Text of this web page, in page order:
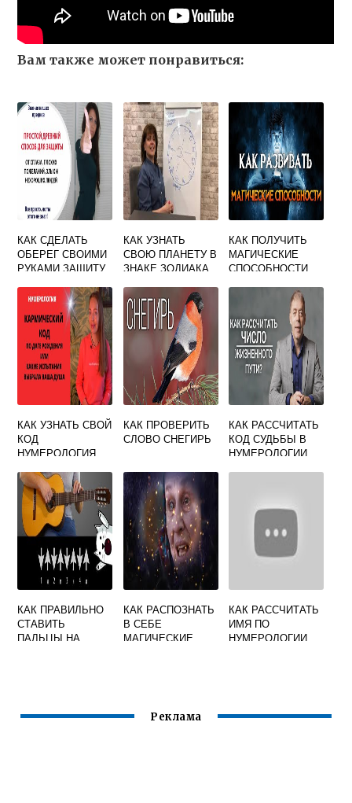
Вам также может понравиться:
КАК СДЕЛАТЬ
ОБЕРЕГ СВОИМИ
РУКАМИ ЗАЩИТУ
КАК УЗНАТЬ
СВОЮ ПЛАНЕТУ В
ЗНАКЕ ЗОДИАКА
КАК ПОЛУЧИТЬ
МАГИЧЕСКИЕ
СПОСОБНОСТИ
КАК УЗНАТЬ СВОЙ
КОД
НУМЕРОЛОГИЯ
КАК ПРОВЕРИТЬ
СЛОВО СНЕГИРЬ
КАК РАССЧИТАТЬ
КОД СУДЬБЫ В
НУМЕРОЛОГИИ
КАК ПРАВИЛЬНО
СТАВИТЬ
ПАЛЬЦЫ НА
КАК РАСПОЗНАТЬ
В СЕБЕ
МАГИЧЕСКИЕ
КАК РАССЧИТАТЬ
ИМЯ ПО
НУМЕРОЛОГИИ
Реклама